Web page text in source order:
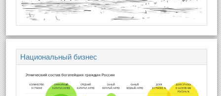
Национальный бизнес